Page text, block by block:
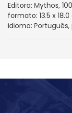
Editora: Mythos,
formato: 13.5 x
idioma: